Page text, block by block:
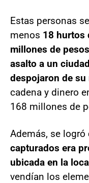
Estas personas
menos 18 hurtos
millones de
asalto a un
despojaron de su
cadena y dinero
168 millones de
Además, se
capturados era
ubicada en la
vendían los